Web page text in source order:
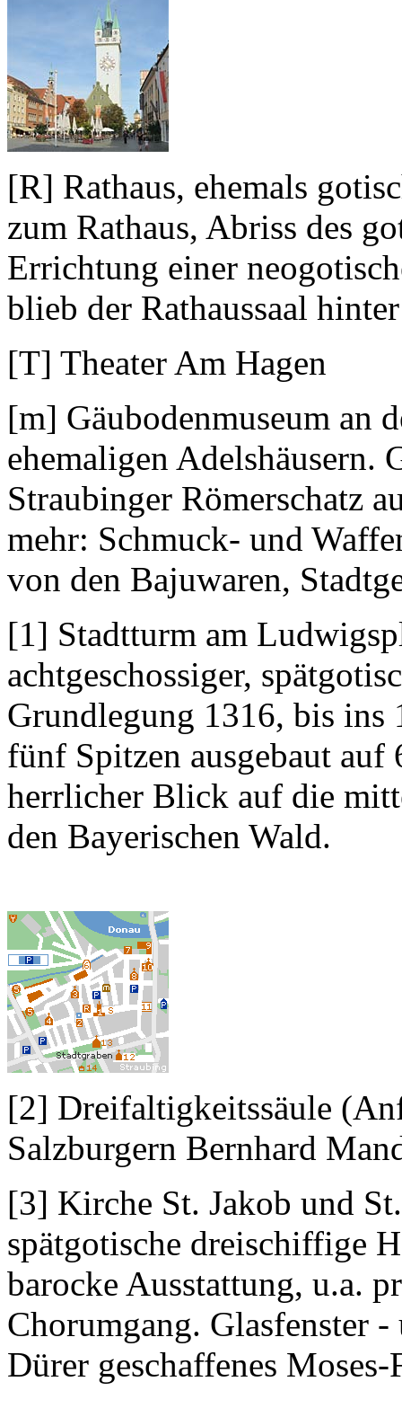
[R] Rathaus, ehemals
zum Rathaus, Abriss des
Errichtung einer
blieb der Rathaussaal
[T] Theater Am Hagen
[m] Gäubodenmuseum an
ehemaligen Adelshäusern.
Straubinger Römerschatz
mehr: Schmuck- und
von den Bajuwaren,
[1] Stadtturm am
achtgeschossiger,
Grundlegung 1316, bis
fünf Spitzen ausgebaut auf
herrlicher Blick auf die
den Bayerischen Wald.
[2] Dreifaltigkeitssäule
Salzburgern Bernhard
[3] Kirche St. Jakob und
spätgotische dreischiffige
barocke Ausstattung, u.a.
Chorumgang. Glasfenster
Dürer geschaffenes Moses-